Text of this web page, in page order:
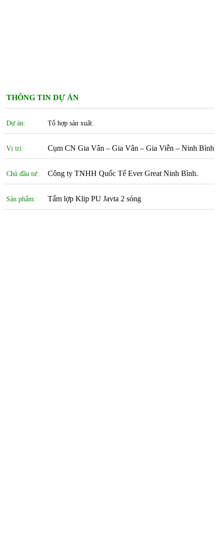
THÔNG TIN DỰ ÁN
Dự án: Tổ hợp sản xuất.
Vị trí: Cụm CN Gia Vân – Gia Vân – Gia Viễn – Ninh Bình
Chủ đầu tư: Công ty TNHH Quốc Tế Ever Great Ninh Bình.
Sản phẩm: Tấm lợp Klip PU Javta 2 sóng